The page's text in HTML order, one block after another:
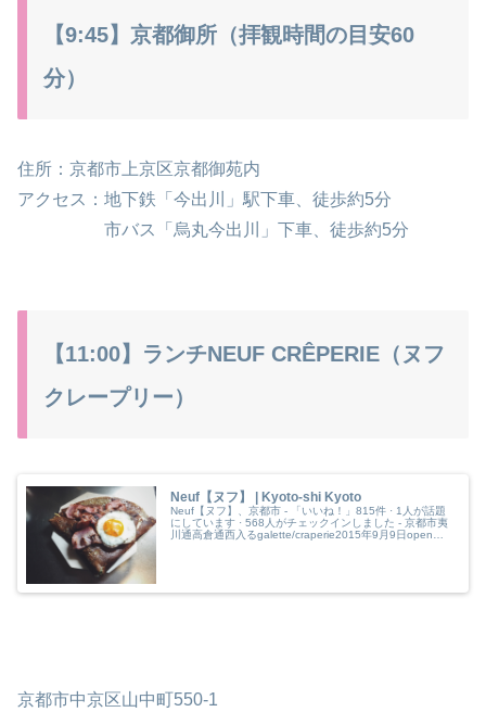
【9:45】京都御所（拝観時間の目安60
分）
住所：京都市上京区京都御苑内
アクセス：地下鉄「今出川」駅下車、徒歩約5分
市バス「烏丸今出川」下車、徒歩約5分
【11:00】ランチNEUF CRÊPERIE（ヌフ
クレープリー）
Neuf【ヌフ】 | Kyoto-shi Kyoto
Neuf【ヌフ】、京都市 - 「いいね！」815件 · 1人が話題
にしています · 568人がチェックインしました - 京都市夷
川通高倉通西入るgalette/craperie2015年9月9日open致
京都市中京区山中町550-1